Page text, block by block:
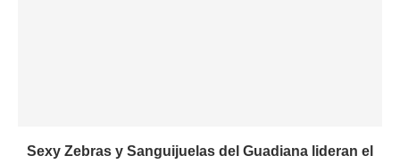
Sexy Zebras y Sanguijuelas del Guadiana lideran el